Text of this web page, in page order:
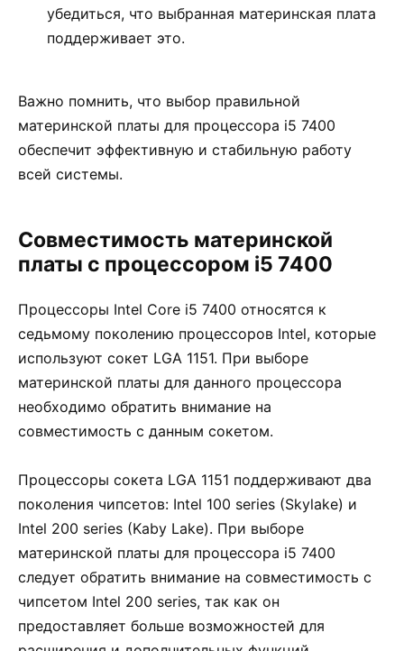
убедиться, что выбранная материнская плата
поддерживает это.
Важно помнить, что выбор правильной
материнской платы для процессора i5 7400
обеспечит эффективную и стабильную работу
всей системы.
Совместимость материнской
платы с процессором i5 7400
Процессоры Intel Core i5 7400 относятся к
седьмому поколению процессоров Intel, которые
используют сокет LGA 1151. При выборе
материнской платы для данного процессора
необходимо обратить внимание на
совместимость с данным сокетом.
Процессоры сокета LGA 1151 поддерживают два
поколения чипсетов: Intel 100 series (Skylake) и
Intel 200 series (Kaby Lake). При выборе
материнской платы для процессора i5 7400
следует обратить внимание на совместимость с
чипсетом Intel 200 series, так как он
предоставляет больше возможностей для